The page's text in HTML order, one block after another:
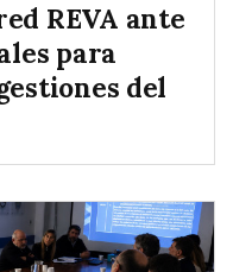
REVA ante
para
del